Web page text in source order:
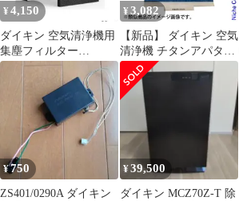
¥ 4,150
ダイキン 空気清浄機用
集塵フィルター
KAFP092A4
¥ 3,082
【新品】 ダイキン 空気
清浄機 チタンアパタイ
トフィルター 1枚入
KAFC092A4
¥750
ZS401/0290A ダイキン
¥39,500
ダイキン MCZ70Z-T 除